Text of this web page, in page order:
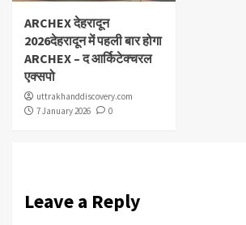
ARCHEX देहरादून
2026देहरादून में पहली बार होगा
ARCHEX – द आर्किटेक्चरल
एक्सपो
uttrakhanddiscovery.com
7 January 2026
0
Leave a Reply